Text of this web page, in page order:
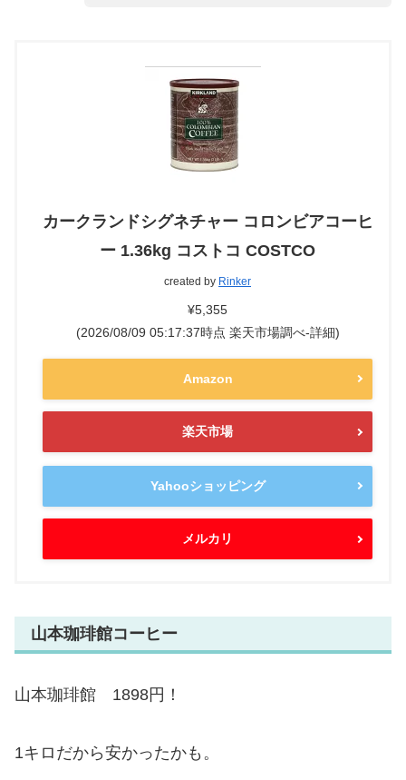
カークランドシグネチャー コロンビアコーヒ
ー 1.36kg コストコ COSTCO
created by Rinker
¥5,355
(2026/08/09 05:17:37時点 楽天市場調べ-詳細)
Amazon
楽天市場
Yahooショッピング
メルカリ
山本珈琲館コーヒー
山本珈琲館 1898円！
1キロだから安かったかも。